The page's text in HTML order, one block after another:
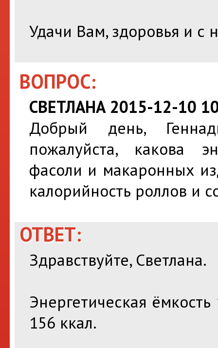
Удачи Вам, здоровья и
ВОПРОС:
СВЕТЛАНА 2015-12-10
Добрый день,
пожалуйста, какова
фасоли и макаронных
калорийность роллов и
ОТВЕТ:
Здравствуйте, Светлана.
Энергетическая
156 ккал.